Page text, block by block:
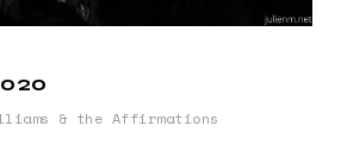
& the Affirmations